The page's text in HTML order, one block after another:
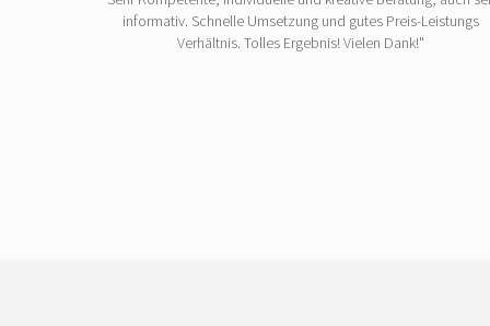
informativ. Schnelle Umsetzung und gutes Preis-Leistungs
Verhältnis. Tolles Ergebnis! Vielen Dank!"